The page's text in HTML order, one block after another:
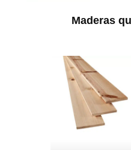
Maderas